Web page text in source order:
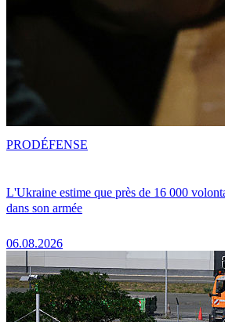
L'Ukraine estime que près de 16 000
dans son armée
06.08.2026
PRODÉFENSE